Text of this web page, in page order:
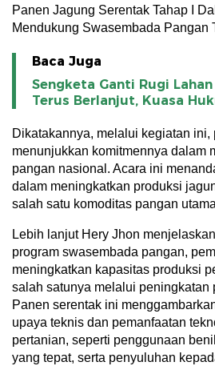
Panen Jagung Serentak Tahap I
Mendukung Swasembada Pangan
Baca Juga
Sengketa Ganti Rugi
Terus Berlanjut, Kuasa
Dikatakannya, melalui kegiatan ini,
menunjukkan komitmennya dalam
pangan nasional. Acara ini
dalam meningkatkan produksi
salah satu komoditas pangan
Lebih lanjut Hery Jhon
program swasembada pangan,
meningkatkan kapasitas produksi
salah satunya melalui peningkatan
Panen serentak ini
upaya teknis dan pemanfaatan
pertanian, seperti penggunaan
yang tepat, serta penyuluhan